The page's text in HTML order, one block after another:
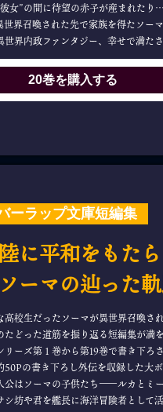
女”の間に待望の赤子が産まれた
世界召喚された先で家族を得たソ
世界内政ファンタジー、幸せで満た
20巻を購入する
ーラップ文庫短編集
に平和をもた
ーマの辿った
高校生だったソーマが異世界召喚
たどった道筋を振り返る短編集が満
リーズ第１巻から第19巻で書き下ろ
50Pの書き下ろし外伝を収録した大
公はソーマの子供たち――ルカとミー
シ坊や君を艦長に海洋冒険者として